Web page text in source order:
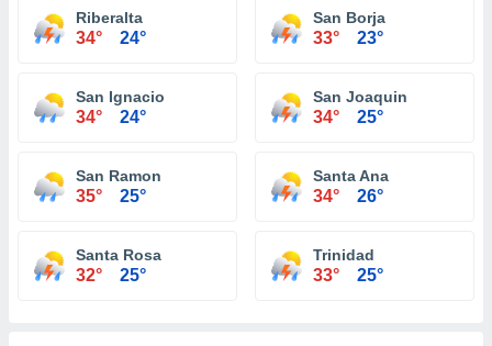
Riberalta
34° 24°
San Borja
33° 23°
San Ignacio
34° 24°
San Joaquin
34° 25°
San Ramon
35° 25°
Santa Ana
34° 26°
Santa Rosa
32° 25°
Trinidad
33° 25°